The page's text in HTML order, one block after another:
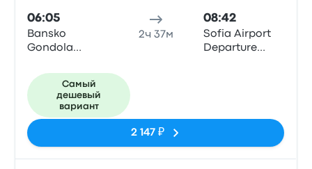
06:05
Bansko
Gondola
Ski)
2ч 37м
08:42
Sofia Airport
Departure
Самый
дешевый
вариант
2 147 ₽